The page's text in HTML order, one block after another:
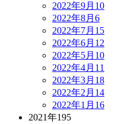
2022年9月 10
2022年8月 6
2022年7月 15
2022年6月 12
2022年5月 10
2022年4月 11
2022年3月 18
2022年2月 14
2022年1月 16
2021年195